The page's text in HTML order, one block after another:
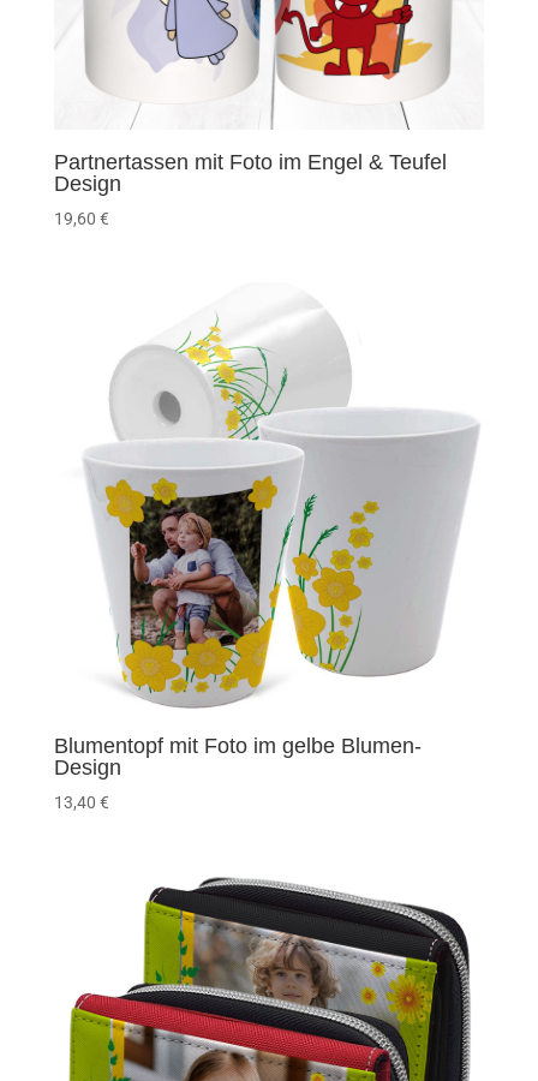
Partnertassen mit Foto im Engel & Teufel
Design
19,60 €
Blumentopf mit Foto im gelbe Blumen-
Design
13,40 €